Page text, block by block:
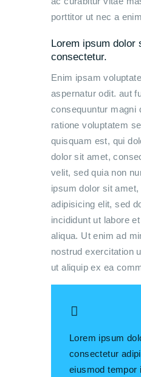
porttitor ut nec a
Lorem ipsum dolor
consectetur.
Enim ipsam
aspernatur odit. aut
consequuntur magni
ratione voluptatem
quisquam est, qui
dolor sit amet,
velit, sed quia non
ipsum dolor sit
adipisicing elit, sed
incididunt ut labore
aliqua. Ut enim ad
nostrud exercitation
ut aliquip ex ea
Lorem ipsum
consectetur
eiusmod tempor